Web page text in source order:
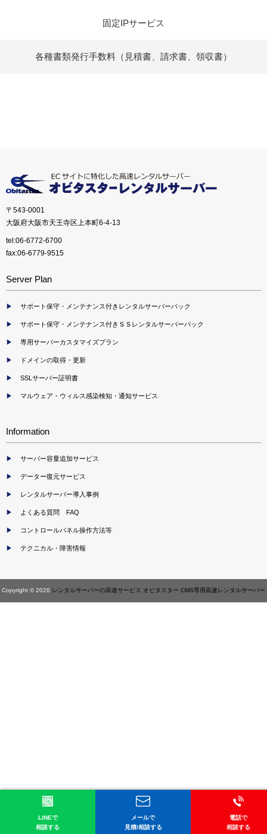
LINEで
相談する
メールで
見積/相談する
電話で
相談する
固定IPサービス
各種書類発行手数料（見積書、請求書、領収書）
〒543-0001
大阪府大阪市天王寺区上本町6-4-13
tel:06-6772-6700
fax:06-6779-9515
Server Plan
サポート保守・メンテナンス付きレンタルサーバーパック
サポート保守・メンテナンス付きＳＳレンタルサーバーパック
専用サーバーカスタマイズプラン
ドメインの取得・更新
SSLサーバー証明書
マルウェア・ウィルス感染検知・通知サービス
Information
サーバー容量追加サービス
データー復元サービス
レンタルサーバー導入事例
よくある質問 FAQ
コントロールパネル操作方法等
テクニカル・障害情報
Copyright © 2026 レンタルサーバーの高速サービス オビタスター CMS専用高速レンタルサーバー